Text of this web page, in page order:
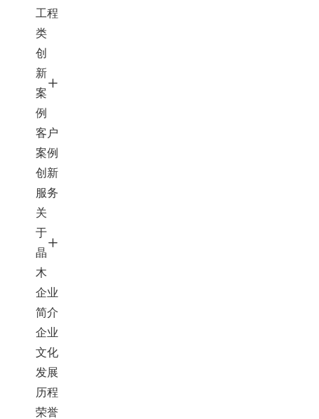
工程
类
创
新
案
例
客户
案例
创新
服务
关
于
晶
木
企业
简介
企业
文化
发展
历程
荣誉